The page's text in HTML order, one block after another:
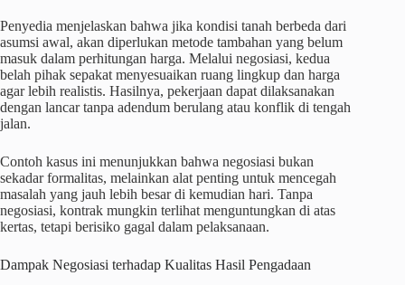
Penyedia menjelaskan bahwa jika kondisi tanah berbeda dari
asumsi awal, akan diperlukan metode tambahan yang belum
masuk dalam perhitungan harga. Melalui negosiasi, kedua
belah pihak sepakat menyesuaikan ruang lingkup dan harga
agar lebih realistis. Hasilnya, pekerjaan dapat dilaksanakan
dengan lancar tanpa adendum berulang atau konflik di tengah
jalan.
Contoh kasus ini menunjukkan bahwa negosiasi bukan
sekadar formalitas, melainkan alat penting untuk mencegah
masalah yang jauh lebih besar di kemudian hari. Tanpa
negosiasi, kontrak mungkin terlihat menguntungkan di atas
kertas, tetapi berisiko gagal dalam pelaksanaan.
Dampak Negosiasi terhadap Kualitas Hasil Pengadaan